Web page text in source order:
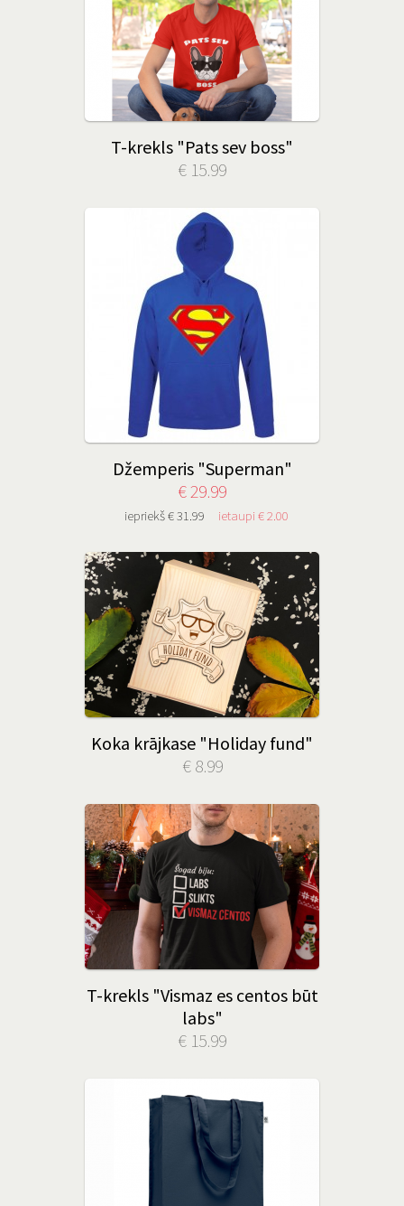
T-krekls "Pats sev boss"
€ 15.99
Džemperis "Superman"
€ 29.99
iepriekš € 31.99 ietaupi € 2.00
Koka krājkase "Holiday fund"
€ 8.99
T-krekls "Vismaz es centos būt
labs"
€ 15.99